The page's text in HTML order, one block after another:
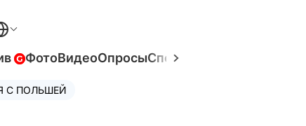
ФотоВидеоОпросыСпецпроекты
С ПОЛЬШЕЙ